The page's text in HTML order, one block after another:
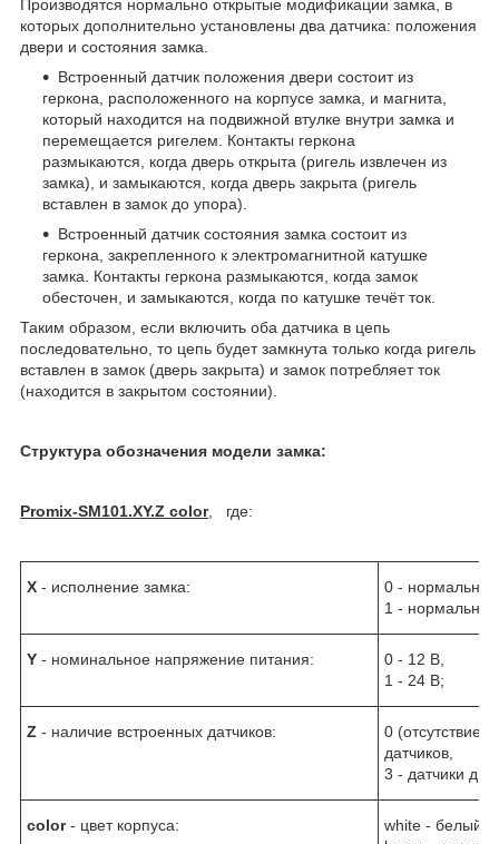
Производятся нормально открытые модификации замка, в
которых дополнительно установлены два датчика: положения
двери и состояния замка.
Встроенный датчик положения двери состоит из
геркона, расположенного на корпусе замка, и магнита,
который находится на подвижной втулке внутри замка и
перемещается ригелем. Контакты геркона
размыкаются, когда дверь открыта (ригель извлечен из
замка), и замыкаются, когда дверь закрыта (ригель
вставлен в замок до упора).
Встроенный датчик состояния замка состоит из
геркона, закрепленного к электромагнитной катушке
замка. Контакты геркона размыкаются, когда замок
обесточен, и замыкаются, когда по катушке течёт ток.
Таким образом, если включить оба датчика в цепь
последовательно, то цепь будет замкнута только когда ригель
вставлен в замок (дверь закрыта) и замок потребляет ток
(находится в закрытом состоянии).
Структура обозначения модели замка:
Promix-SM101.XY.Z color, где:
X - исполнение замка:
0 - нормально
1 - нормально
Y - номинальное напряжение питания:
0 - 12 В,
1 - 24 В;
Z - наличие встроенных датчиков:
0 (отсутствие)
датчиков,
3 - датчики
color- цвет корпуса:
white - белый,